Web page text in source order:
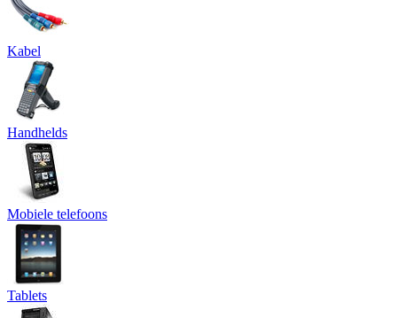
Kabel
Handhelds
Mobiele telefoons
Tablets